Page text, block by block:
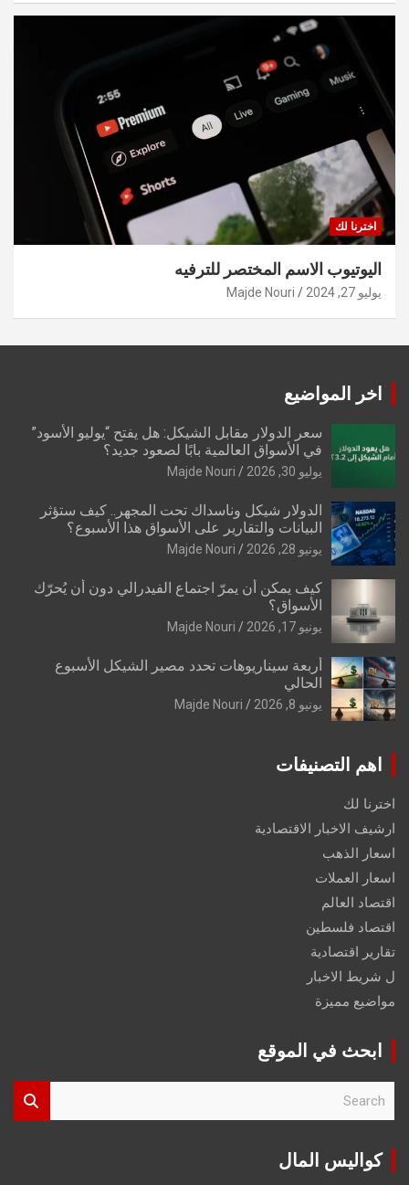
اخترنا لك
اليوتيوب الاسم المختصر للترفيه
يوليو 27, 2024 Majde Nouri
اخر المواضيع
سعر الدولار مقابل الشيكل: هل يفتح “يوليو الأسود”
في الأسواق العالمية بابًا لصعود جديد؟
يوليو 30, 2026 Majde Nouri
الدولار شيكل وناسداك تحت المجهر.. كيف ستؤثر
البيانات والتقارير على الأسواق هذا الأسبوع؟
يونيو 28, 2026 Majde Nouri
كيف يمكن أن يمرّ اجتماع الفيدرالي دون أن يُحرّك
الأسواق؟
يونيو 17, 2026 Majde Nouri
أربعة سيناريوهات تحدد مصير الشيكل الأسبوع
الحالي
يونيو 8, 2026 Majde Nouri
اهم التصنيفات
اخترنا لك
ارشيف الاخبار الاقتصادية
اسعار الذهب
اسعار العملات
اقتصاد العالم
اقتصاد فلسطين
تقارير اقتصادية
ل شريط الاخبار
مواضيع مميزة
ابحث في الموقع
r
كواليس المال